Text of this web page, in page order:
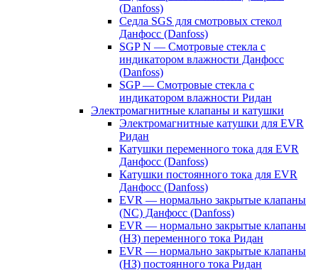
(Danfoss)
Седла SGS для смотровых стекол
Данфосс (Danfoss)
SGP N — Смотровые стекла с
индикатором влажности Данфосс
(Danfoss)
SGP — Смотровые стекла с
индикатором влажности Ридан
Электромагнитные клапаны и катушки
Электромагнитные катушки для EVR
Ридан
Катушки переменного тока для EVR
Данфосс (Danfoss)
Катушки постоянного тока для EVR
Данфосс (Danfoss)
EVR — нормально закрытые клапаны
(NC) Данфосс (Danfoss)
EVR — нормально закрытые клапаны
(НЗ) переменного тока Ридан
EVR — нормально закрытые клапаны
(НЗ) постоянного тока Ридан